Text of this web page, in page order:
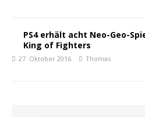
PS4 erhält acht Neo-Geo-
King of Fighters
27. Oktober 2016 Thomas